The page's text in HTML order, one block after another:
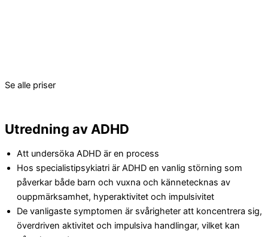
Se alle priser
Utredning av ADHD
Att undersöka ADHD är en process
Hos specialistipsykiatri är ADHD en vanlig störning som
påverkar både barn och vuxna och kännetecknas av
ouppmärksamhet, hyperaktivitet och impulsivitet
De vanligaste symptomen är svårigheter att koncentrera sig,
överdriven aktivitet och impulsiva handlingar, vilket kan